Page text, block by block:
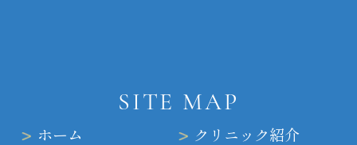
SITE MAP
ホーム クリニック紹介